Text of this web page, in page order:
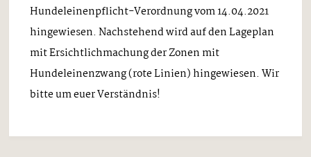
Hundeleinenpflicht-Verordnung vom 14.04.2021
hingewiesen. Nachstehend wird auf den Lageplan
mit Ersichtlichmachung der Zonen mit
Hundeleinenzwang (rote Linien) hingewiesen. Wir
bitte um euer Verständnis!